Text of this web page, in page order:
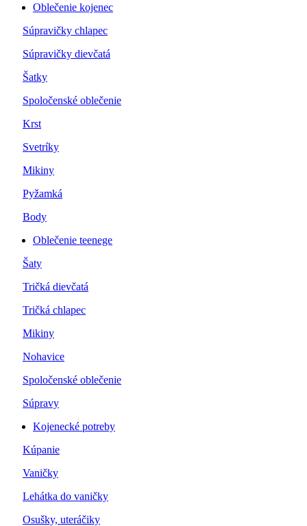
Oblečenie kojenec
Súpravičky chlapec
Súpravičky dievčatá
Šatky
Spoločenské oblečenie
Krst
Svetríky
Mikiny
Pyžamká
Body
Oblečenie teenege
Šaty
Tričká dievčatá
Tričká chlapec
Mikiny
Nohavice
Spoločenské oblečenie
Súpravy
Kojenecké potreby
Kúpanie
Vaničky
Lehátka do vaničky
Osušky, uteráčiky